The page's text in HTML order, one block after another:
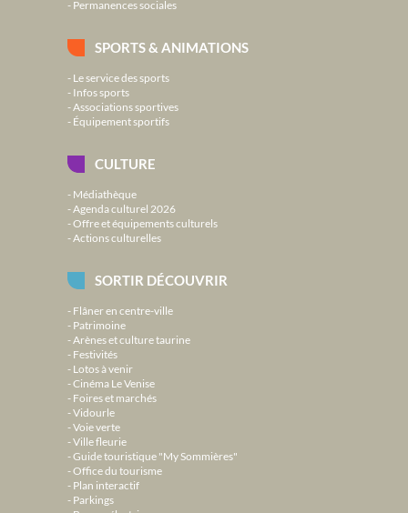
Permanences sociales
SPORTS & ANIMATIONS
Le service des sports
Infos sports
Associations sportives
Équipement sportifs
CULTURE
Médiathèque
Agenda culturel 2026
Offre et équipements culturels
Actions culturelles
SORTIR DÉCOUVRIR
Flâner en centre-ville
Patrimoine
Arènes et culture taurine
Festivités
Lotos à venir
Cinéma Le Venise
Foires et marchés
Vidourle
Voie verte
Ville fleurie
Guide touristique "My Sommières"
Office du tourisme
Plan interactif
Parkings